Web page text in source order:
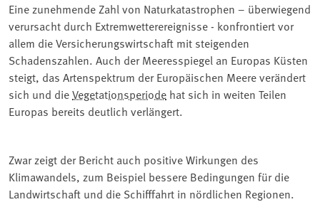
Eine zunehmende Zahl von Naturkatastrophen – überwiegend
verursacht durch Extremwetterereignisse - konfrontiert vor
allem die Versicherungswirtschaft mit steigenden
Schadenszahlen. Auch der Meeresspiegel an Europas Küsten
steigt, das Artenspektrum der Europäischen Meere verändert
sich und dieVegetationsperiode hat sich in weiten Teilen
Europas bereits deutlich verlängert.
Zwar zeigt der Bericht auch positive Wirkungen des
Klimawandels, zum Beispiel bessere Bedingungen für die
Landwirtschaft und die Schifffahrt in nördlichen Regionen.